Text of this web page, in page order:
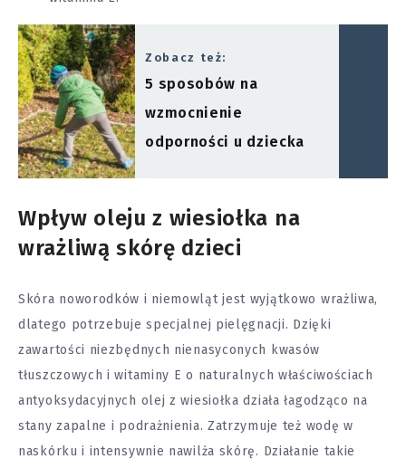
Zobacz też:
5 sposobów na
wzmocnienie
odporności u dziecka
Wpływ oleju z wiesiołka na
wrażliwą skórę dzieci
Skóra noworodków i niemowląt jest wyjątkowo wrażliwa,
dlatego potrzebuje specjalnej pielęgnacji. Dzięki
zawartości niezbędnych nienasyconych kwasów
tłuszczowych i witaminy E o naturalnych właściwościach
antyoksydacyjnych olej z wiesiołka działa łagodząco na
stany zapalne i podrażnienia. Zatrzymuje też wodę w
naskórku i intensywnie nawilża skórę. Działanie takie